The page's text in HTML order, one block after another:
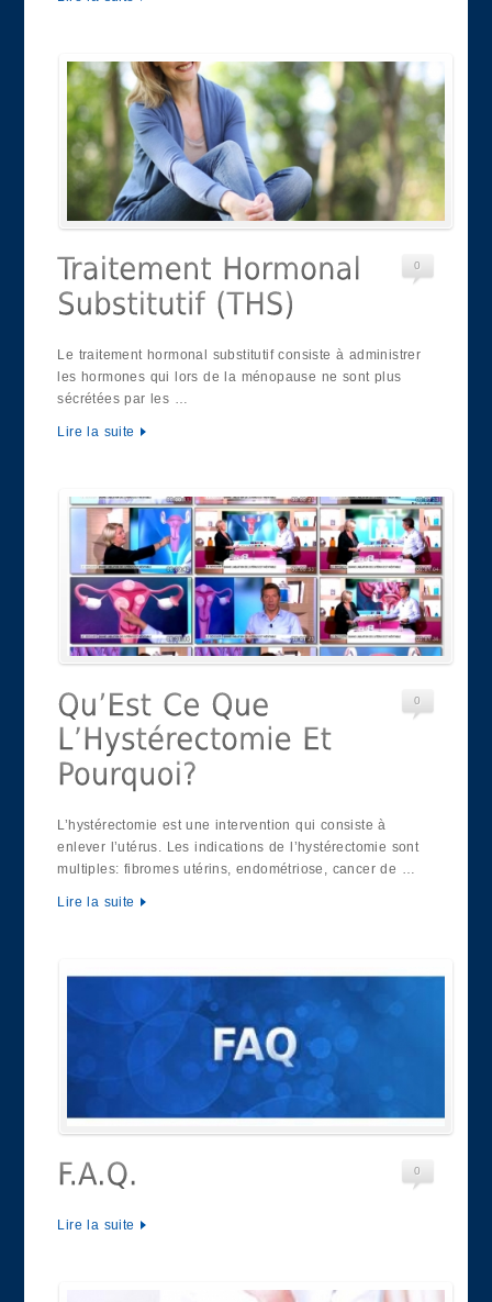
0
Le traitement hormonal substitutif consiste à administrer
les hormones qui lors de la ménopause ne sont plus
sécrétées par les …
Lire la suite
0
L’hystérectomie est une intervention qui consiste à
enlever l’utérus. Les indications de l’hystérectomie sont
multiples: fibromes utérins, endométriose, cancer de …
Lire la suite
0
Lire la suite